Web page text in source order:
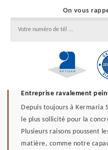
On vous
Entreprise ravalement
Depuis toujours à Kermaria
le plus sollicité pour la
Plusieurs raisons poussent
matière, comme notre